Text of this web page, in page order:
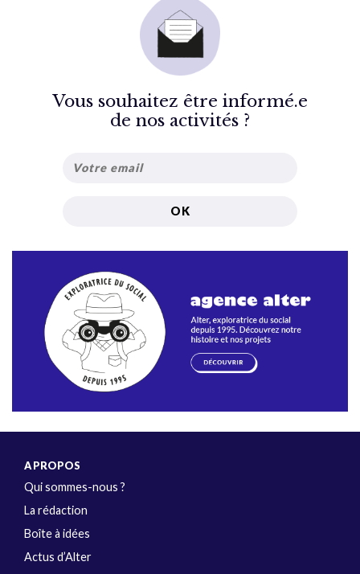
Vous souhaitez être informé.e
de nos activités ?
A PROPOS
Qui sommes-nous ?
La rédaction
Boîte à idées
Actus d’Alter